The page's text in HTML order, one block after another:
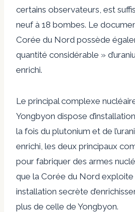
certains observateurs, est
neuf à 18 bombes. Le
Corée du Nord possède
quantité considérable »
enrichi.
Le principal complexe
Yongbyon dispose
la fois du plutonium et de
enrichi, les deux principaux
pour fabriquer des armes
que la Corée du Nord exploite
installation secrète
plus de celle de Yongbyon.